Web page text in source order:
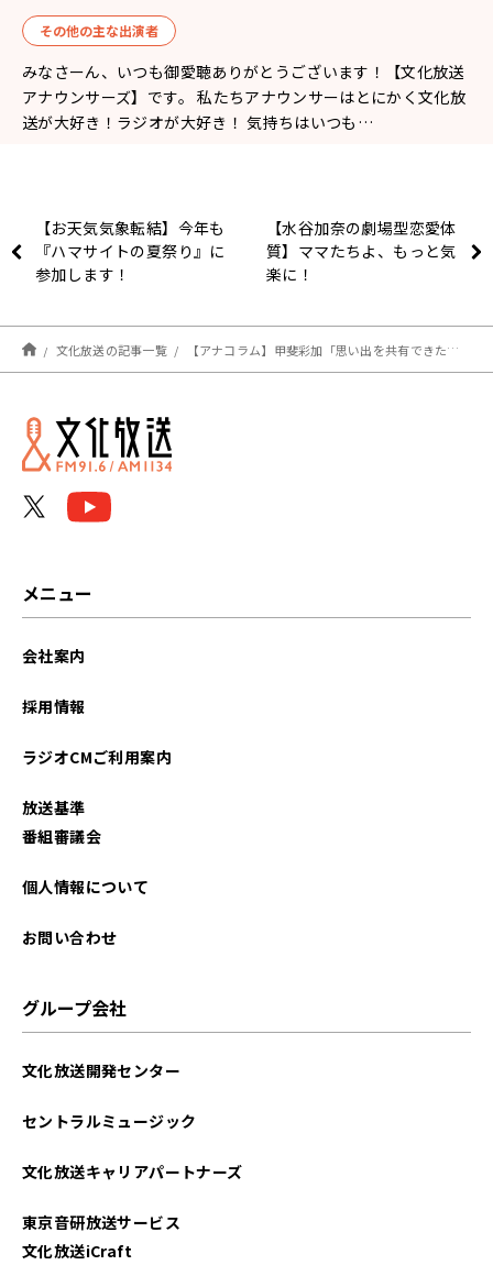
その他の主な出演者
みなさーん、いつも御愛聴ありがとうございます！【文化放送
アナウンサーズ】です。 私たちアナウンサーはとにかく文化放
送が大好き！ラジオが大好き！ 気持ちはいつも…
【お天気気象転結】今年も
『ハマサイトの夏祭り』に
参加します！
【水谷加奈の劇場型恋愛体
質】ママたちよ、もっと気
楽に！
文化放送の記事一覧 【アナコラム】甲斐彩加「思い出を共有できたこと、それ自体が宝物」
メニュー
会社案内
採用情報
ラジオCMご利用案内
放送基準
番組審議会
個人情報について
お問い合わせ
グループ会社
文化放送開発センター
セントラルミュージック
文化放送キャリアパートナーズ
東京音研放送サービス
文化放送iCraft